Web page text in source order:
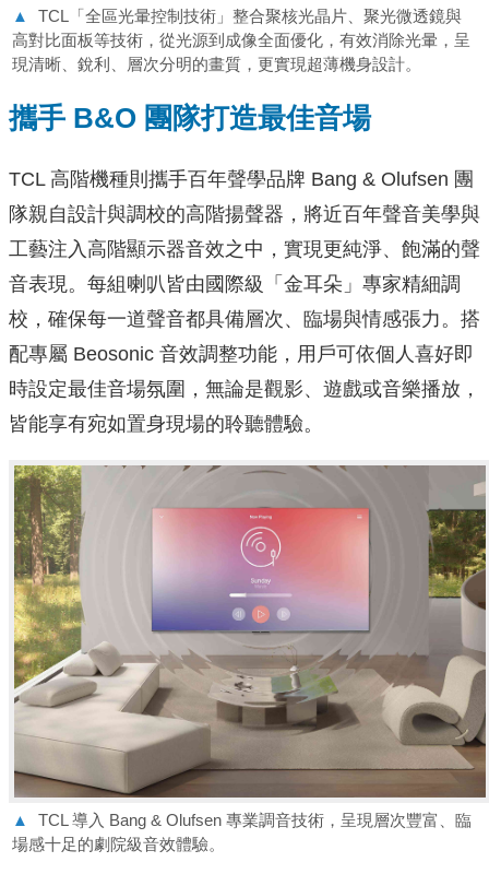
▲
TCL「全區光暈控制技術」整合聚核光晶片、聚光微透鏡與
高對比面板等技術，從光源到成像全面優化，有效消除光暈，呈
現清晰、銳利、層次分明的畫質，更實現超薄機身設計。
攜手 B&O 團隊打造最佳音場
TCL 高階機種則攜手百年聲學品牌 Bang & Olufsen 團
隊親自設計與調校的高階揚聲器，將近百年聲音美學與
工藝注入高階顯示器音效之中，實現更純淨、飽滿的聲
音表現。每組喇叭皆由國際級「金耳朵」專家精細調
校，確保每一道聲音都具備層次、臨場與情感張力。搭
配專屬 Beosonic 音效調整功能，用戶可依個人喜好即
時設定最佳音場氛圍，無論是觀影、遊戲或音樂播放，
皆能享有宛如置身現場的聆聽體驗。
▲
TCL 導入 Bang & Olufsen 專業調音技術，呈現層次豐富、臨
場感十足的劇院級音效體驗。